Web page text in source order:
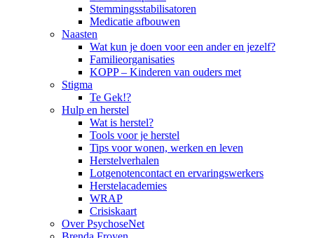
Stemmingsstabilisatoren
Medicatie afbouwen
Naasten
Wat kun je doen voor een ander en jezelf?
Familieorganisaties
KOPP – Kinderen van ouders met
Stigma
Te Gek!?
Hulp en herstel
Wat is herstel?
Tools voor je herstel
Tips voor wonen, werken en leven
Herstelverhalen
Lotgenotencontact en ervaringswerkers
Herstelacademies
WRAP
Crisiskaart
Over PsychoseNet